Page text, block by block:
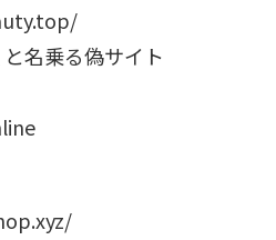
名乗る偽サイト